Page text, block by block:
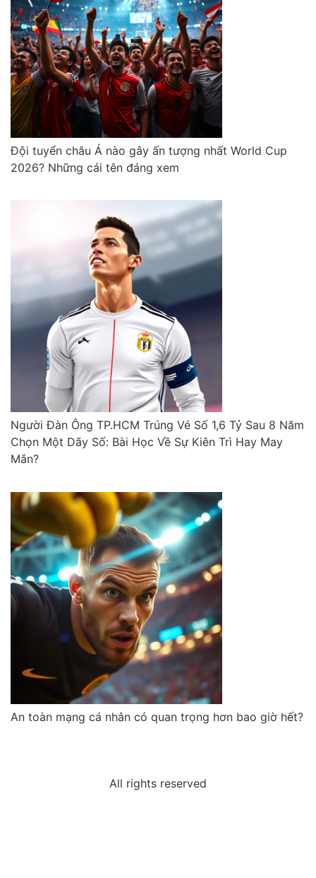
Đội tuyển châu Á nào gây ấn tượng nhất World Cup
2026? Những cái tên đáng xem
Người Đàn Ông TP.HCM Trúng Vé Số 1,6 Tỷ Sau 8 Năm
Chọn Một Dãy Số: Bài Học Về Sự Kiên Trì Hay May
Mắn?
An toàn mạng cá nhân có quan trọng hơn bao giờ hết?
All rights reserved